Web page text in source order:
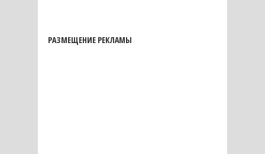
РАЗМЕЩЕНИЕ РЕКЛАМЫ